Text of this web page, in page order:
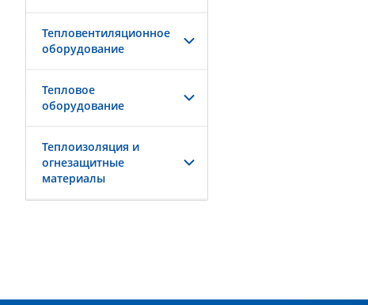
Тепловентиляционное
оборудование
Тепловое
оборудование
Теплоизоляция и
огнезащитные
материалы